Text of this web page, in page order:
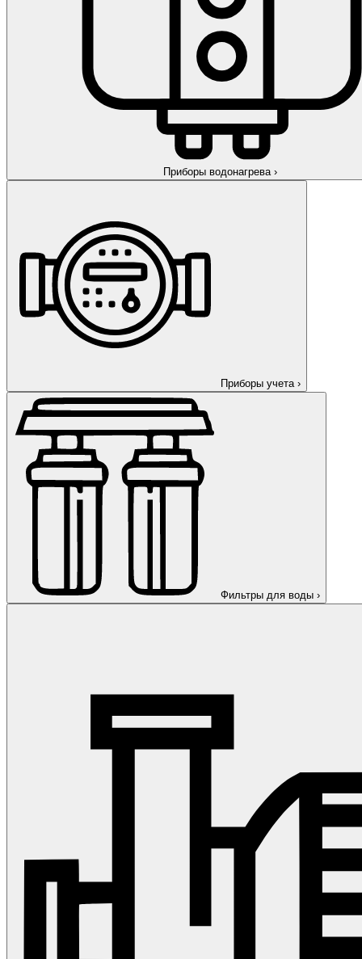
Приборы водонагрева ›
Приборы учета ›
Фильтры для воды ›